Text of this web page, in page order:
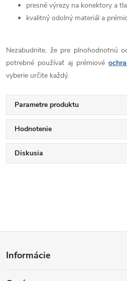
presné výrezy na konektory a
kvalitný odolný materiál a
Nezabudnite, že pre plnohodnotnú
potrebné používať aj prémiové
vyberie určite každý.
Parametre produktu
Hodnotenie
Diskusia
Informácie